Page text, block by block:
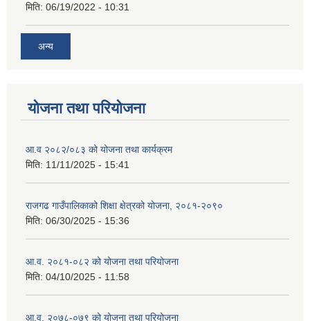
मिति: 06/19/2022 - 10:31
अन्य
योजना तथा परियोजना
आ.व २०८२/०८३ को योजना तथा कार्यक्रम
मिति: 11/11/2025 - 15:41
राजगढ गाउँपालिकाको शिक्षा क्षेत्रको योजना, २०८१-२०९०
मिति: 06/30/2025 - 15:36
आ.व. २०८१-०८२ को योजना तथा परियोजना
मिति: 04/10/2025 - 11:58
आ.व. २०७८-०७९ को योजना तथा परियोजना